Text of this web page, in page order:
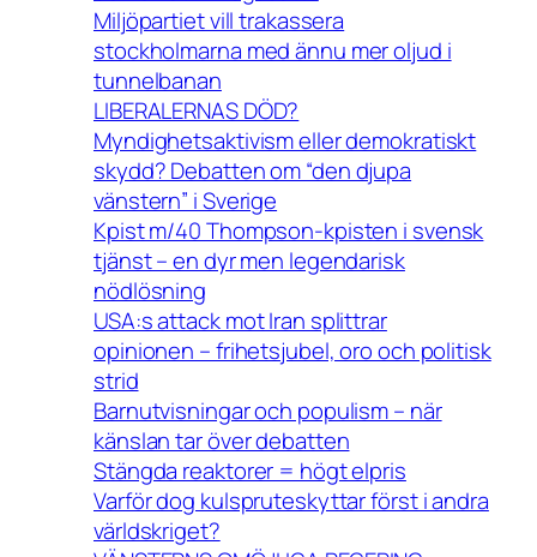
Miljöpartiet vill trakassera
stockholmarna med ännu mer oljud i
tunnelbanan
LIBERALERNAS DÖD?
Myndighetsaktivism eller demokratiskt
skydd? Debatten om “den djupa
vänstern” i Sverige
Kpist m/40 Thompson-kpisten i svensk
tjänst – en dyr men legendarisk
nödlösning
USA:s attack mot Iran splittrar
opinionen – frihetsjubel, oro och politisk
strid
Barnutvisningar och populism – när
känslan tar över debatten
Stängda reaktorer = högt elpris
Varför dog kulspruteskyttar först i andra
världskriget?